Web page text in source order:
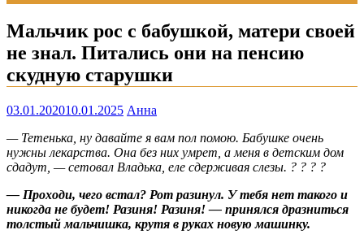
Мальчик рос с бабушкой, матери своей
не знал. Питались они на пенсию
скудную старушки
03.01.202010.01.2025 Анна
— Тетенька, ну давайте я вам пол помою. Бабушке очень
нужны лекарства. Она без них умрет, а меня в детским дом
сдадут, — сетовал Владька, еле сдерживая слезы. ? ? ? ?
— Проходи, чего встал? Рот разинул. У тебя нет такого и
никогда не будет! Разиня! Разиня! — принялся дразниться
толстый мальчишка, крутя в руках новую машинку.